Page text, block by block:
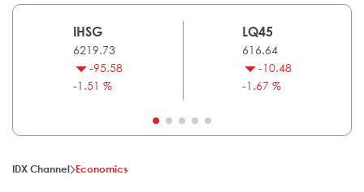
IHSG
6219.73
-95.58
-1.51 %
LQ45
616.64
-10.48
-1.67 %
IDX Channel Economics